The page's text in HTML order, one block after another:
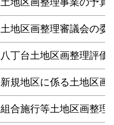
土地区画整理審議会の
八丁台土地区画整理評
新規地区に係る土地区画
組合施行等土地区画整理